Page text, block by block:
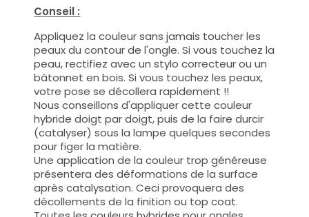
Conseil :
Appliquez la couleur sans jamais toucher les
peaux du contour de l'ongle. Si vous touchez la
peau, rectifiez avec un stylo correcteur ou un
bâtonnet en bois. Si vous touchez les peaux,
votre pose se décollera rapidement !!
Nous conseillons d'appliquer cette couleur
hybride doigt par doigt, puis de la faire durcir
(catalyser) sous la lampe quelques secondes
pour figer la matière.
Une application de la couleur trop généreuse
présentera des déformations de la surface
après catalysation. Ceci provoquera des
décollements de la finition ou top coat.